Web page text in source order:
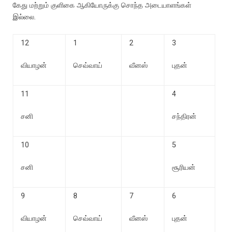
கேது மற்றும் குளிகை ஆகியோருக்கு சொந்த அடையாளங்கள்
இல்லை.
12
வியாழன்
1
செவ்வாய்
2
வீனஸ்
3
புதன்
11
சனி
4
சந்திரன்
10
சனி
5
சூரியன்
9
வியாழன்
8
செவ்வாய்
7
வீனஸ்
6
புதன்